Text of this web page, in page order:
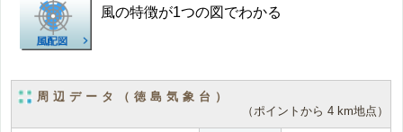
風の特徴が1つの図でわかる
周辺データ（徳島気象台）
（ポイントから 4 km地点）